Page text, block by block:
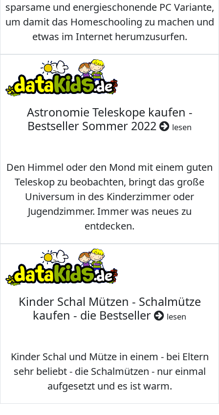
sparsame und energieschonende PC Variante,
um damit das Homeschooling zu machen und
etwas im Internet herumzusurfen.
Astronomie Teleskope kaufen -
Bestseller Sommer 2022
lesen
Den Himmel oder den Mond mit einem guten
Teleskop zu beobachten, bringt das große
Universum in des Kinderzimmer oder
Jugendzimmer. Immer was neues zu
entdecken.
Kinder Schal Mützen - Schalmütze
kaufen - die Bestseller
lesen
Kinder Schal und Mütze in einem - bei Eltern
sehr beliebt - die Schalmützen - nur einmal
aufgesetzt und es ist warm.